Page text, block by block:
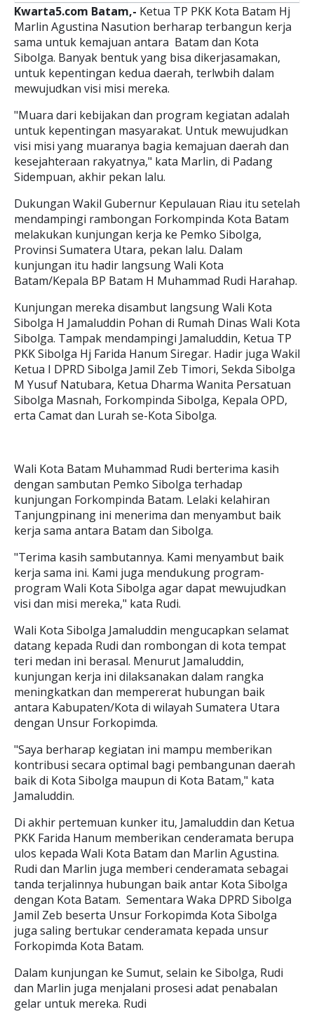
Kwarta5.com Batam,- Ketua TP PKK Kota Batam Hj
Marlin Agustina Nasution berharap terbangun kerja
sama untuk kemajuan antara Batam dan Kota
Sibolga. Banyak bentuk yang bisa dikerjasamakan,
untuk kepentingan kedua daerah, terlwbih dalam
mewujudkan visi misi mereka.
"Muara dari kebijakan dan program kegiatan adalah
untuk kepentingan masyarakat. Untuk mewujudkan
visi misi yang muaranya bagia kemajuan daerah dan
kesejahteraan rakyatnya," kata Marlin, di Padang
Sidempuan, akhir pekan lalu.
Dukungan Wakil Gubernur Kepulauan Riau itu setelah
mendampingi rambongan Forkompinda Kota Batam
melakukan kunjungan kerja ke Pemko Sibolga,
Provinsi Sumatera Utara, pekan lalu. Dalam
kunjungan itu hadir langsung Wali Kota
Batam/Kepala BP Batam H Muhammad Rudi Harahap.
Kunjungan mereka disambut langsung Wali Kota
Sibolga H Jamaluddin Pohan di Rumah Dinas Wali Kota
Sibolga. Tampak mendampingi Jamaluddin, Ketua TP
PKK Sibolga Hj Farida Hanum Siregar. Hadir juga Wakil
Ketua I DPRD Sibolga Jamil Zeb Timori, Sekda Sibolga
M Yusuf Natubara, Ketua Dharma Wanita Persatuan
Sibolga Masnah, Forkompinda Sibolga, Kepala OPD,
erta Camat dan Lurah se-Kota Sibolga.
Wali Kota Batam Muhammad Rudi berterima kasih
dengan sambutan Pemko Sibolga terhadap
kunjungan Forkompinda Batam. Lelaki kelahiran
Tanjungpinang ini menerima dan menyambut baik
kerja sama antara Batam dan Sibolga.
"Terima kasih sambutannya. Kami menyambut baik
kerja sama ini. Kami juga mendukung program-
program Wali Kota Sibolga agar dapat mewujudkan
visi dan misi mereka," kata Rudi.
Wali Kota Sibolga Jamaluddin mengucapkan selamat
datang kepada Rudi dan rombongan di kota tempat
teri medan ini berasal. Menurut Jamaluddin,
kunjungan kerja ini dilaksanakan dalam rangka
meningkatkan dan mempererat hubungan baik
antara Kabupaten/Kota di wilayah Sumatera Utara
dengan Unsur Forkopimda.
"Saya berharap kegiatan ini mampu memberikan
kontribusi secara optimal bagi pembangunan daerah
baik di Kota Sibolga maupun di Kota Batam," kata
Jamaluddin.
Di akhir pertemuan kunker itu, Jamaluddin dan Ketua
PKK Farida Hanum memberikan cenderamata berupa
ulos kepada Wali Kota Batam dan Marlin Agustina.
Rudi dan Marlin juga memberi cenderamata sebagai
tanda terjalinnya hubungan baik antar Kota Sibolga
dengan Kota Batam. Sementara Waka DPRD Sibolga
Jamil Zeb beserta Unsur Forkopimda Kota Sibolga
juga saling bertukar cenderamata kepada unsur
Forkopimda Kota Batam.
Dalam kunjungan ke Sumut, selain ke Sibolga, Rudi
dan Marlin juga menjalani prosesi adat penabalan
gelar untuk mereka. Rudi